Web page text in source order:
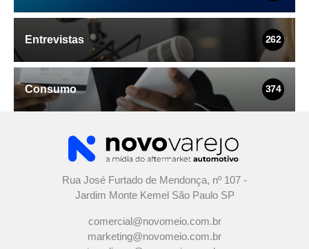
Entrevistas 262
Consumo 374
Rua José Furtado de Mendonça, nº 107 -
Jardim Monte Kemel São Paulo SP
comercial@novomeio.com.br
marketing@novomeio.com.br